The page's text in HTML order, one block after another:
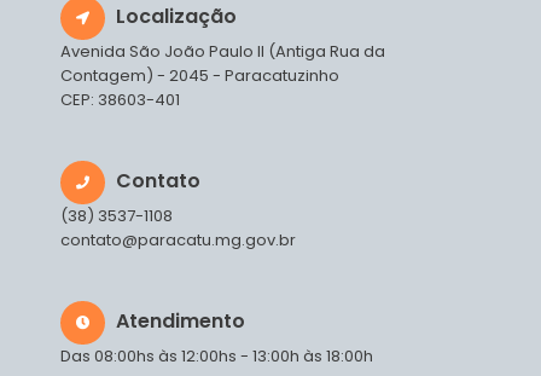
Localização
Avenida São João Paulo II (Antiga Rua da
Contagem) - 2045 - Paracatuzinho
CEP: 38603-401
Contato
(38) 3537-1108
contato@paracatu.mg.gov.br
Atendimento
Das 08:00hs às 12:00hs - 13:00h às 18:00h